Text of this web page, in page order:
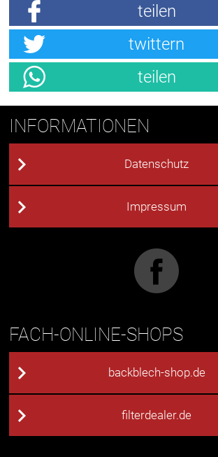
teilen
twittern
teilen
INFORMATIONEN
Datenschutz
Impressum
FACH-ONLINE-SHOPS
backblech-shop.de
filterdealer.de